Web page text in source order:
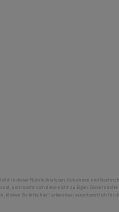
in dieser Rubrik Analysen, Kolumnen und
und macht sich diese nicht zu Eigen. Diese
klicken Sie bitte hier.“ erkennbar; verantwortlich für